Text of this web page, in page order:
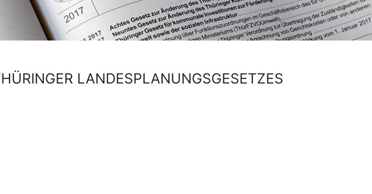
LANDESPLANUNGSGESETZES